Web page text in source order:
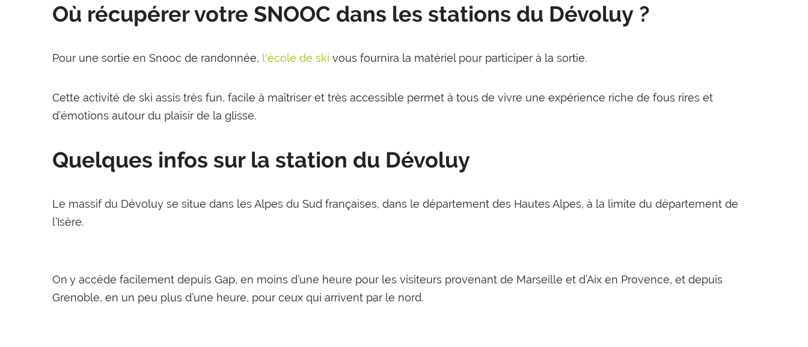
Où récupérer votre SNOOC dans les stations du Dévoluy ?
Pour une sortie en Snooc de randonnée, l'école de ski vous fournira la matériel pour participer à la sortie.
Cette activité de ski assis très fun, facile à maîtriser et très accessible permet à tous de vivre une expérience riche de fous rires et
d’émotions autour du plaisir de la glisse.
Quelques infos sur la station du Dévoluy
Le massif du Dévoluy se situe dans les Alpes du Sud françaises, dans le département des Hautes Alpes, à la limite du département de
l’Isère.
On y accède facilement depuis Gap, en moins d’une heure pour les visiteurs provenant de Marseille et d’Aix en Provence, et depuis
Grenoble, en un peu plus d’une heure, pour ceux qui arrivent par le nord.